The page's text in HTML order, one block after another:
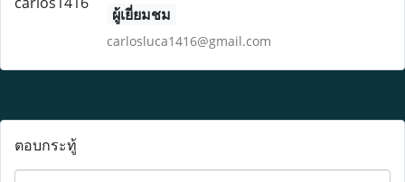
ผู้เยี่ยมชม
carlosluca1416@gmail.com
ตอบกระทู้